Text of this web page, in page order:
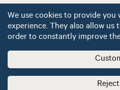
We use cookies to provide you
experience. They also allow us
order to constantly improve